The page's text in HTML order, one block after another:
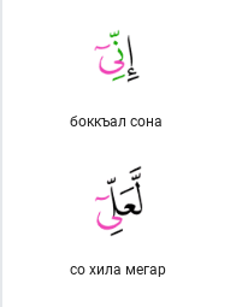
боккъал сона
со хила мегар